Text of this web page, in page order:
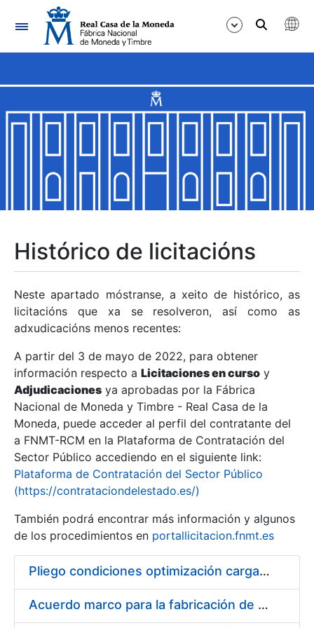
Navegación
Mostrar/Ocultar
Mostrar/Ocultar
Mostrar/Ocultar
Mostrar/Ocultar
Mostrar/Ocultar
Mostrar/Ocultar
Mostrar/Ocultar
Histórico de licitacións
Neste apartado móstranse, a xeito de histórico, as
licitacións que xa se resolveron, así como as
adxudicacións menos recentes:
A partir del 3 de mayo de 2022, para obtener
información respecto a Licitaciones en curso y
Adjudicaciones ya aprobadas por la Fábrica
Nacional de Moneda y Timbre - Real Casa de la
Moneda, puede acceder al perfil del contratante del
a FNMT-RCM en la Plataforma de Contratación del
Sector Público accediendo en el siguiente link:
Plataforma de Contratación del Sector Público
(https://contrataciondelestado.es/)
También podrá encontrar más información y algunos
de los procedimientos en portallicitacion.fnmt.es
Pliego condiciones optimización cargas compras firmado
Acuerdo marco para la fabricación de piezas